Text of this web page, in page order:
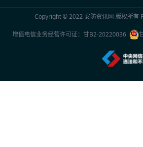
Copyright © 2022 安防资讯网 版权所有
增值电信业务经营许可证： 甘B2-20220036